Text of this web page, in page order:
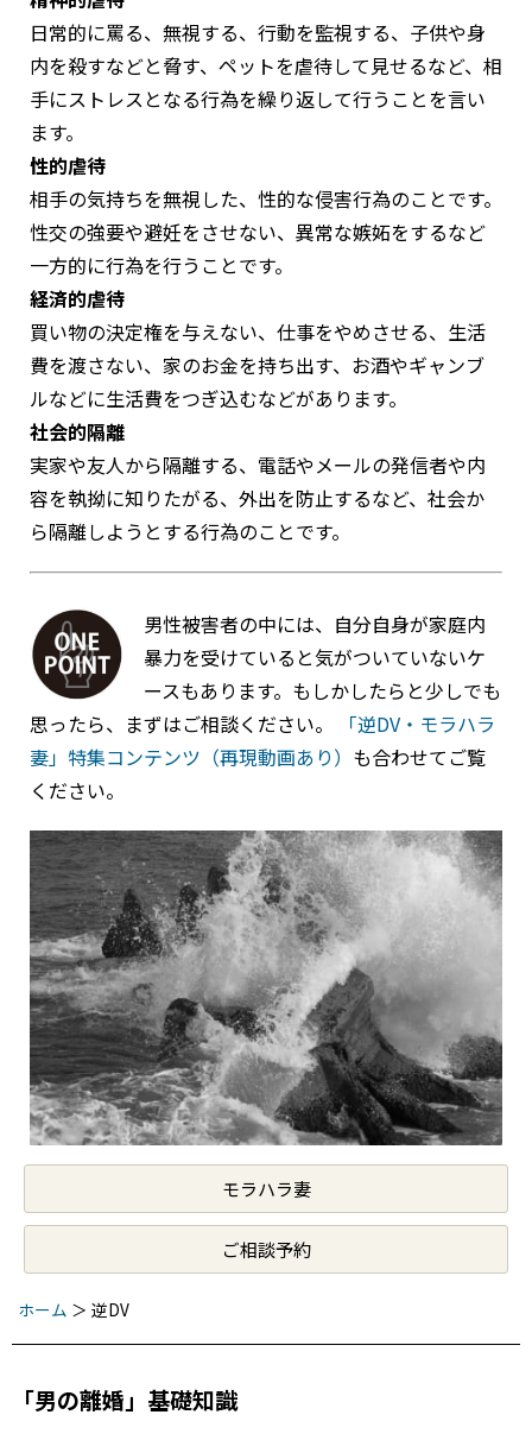
日常的に罵る、無視する、行動を監視する、子供や身
内を殺すなどと脅す、ペットを虐待して見せるなど、相
手にストレスとなる行為を繰り返して行うことを言い
ます。
性的虐待
相手の気持ちを無視した、性的な侵害行為のことです。
性交の強要や避妊をさせない、異常な嫉妬をするなど
一方的に行為を行うことです。
経済的虐待
買い物の決定権を与えない、仕事をやめさせる、生活
費を渡さない、家のお金を持ち出す、お酒やギャンブ
ルなどに生活費をつぎ込むなどがあります。
社会的隔離
実家や友人から隔離する、電話やメールの発信者や内
容を執拗に知りたがる、外出を防止するなど、社会か
ら隔離しようとする行為のことです。
男性被害者の中には、自分自身が家庭内
暴力を受けていると気がついていないケ
ースもあります。もしかしたらと少しでも
思ったら、まずはご相談ください。
「逆DV・モラハラ
妻」特集コンテンツ（再現動画あり） も合わせてご覧
ください。
モラハラ妻
ご相談予約
ホーム ＞ 逆DV
「男の離婚」基礎知識